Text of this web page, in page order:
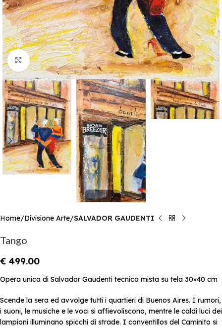
Click to enlarge
Home Divisione Arte SALVADOR GAUDENTI
Tango
€ 499.00
Opera unica di Salvador Gaudenti tecnica mista su tela 30×40 cm
Scende la sera ed avvolge tutti i quartieri di Buenos Aires. I rumori,
i suoni, le musiche e le voci si affievoliscono, mentre le caldi luci dei
lampioni illuminano spicchi di strade. I conventillos del Caminito si